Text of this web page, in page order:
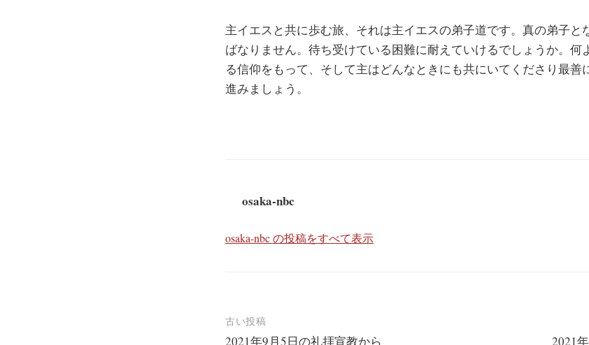
主イエスと共に歩む旅、それは主イエスの弟子道です。真の弟子と
ばなりません。待ち受けている困難に耐えていけるでしょうか。何
る信仰をもって、そして主はどんなときにも共にいてくださり最善
進みましょう。
osaka-nbc
osaka-nbc の投稿をすべて表示
投
古い投稿
2021年9月5日の礼拝宣教から 2021